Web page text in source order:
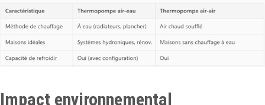
Impact environnemental